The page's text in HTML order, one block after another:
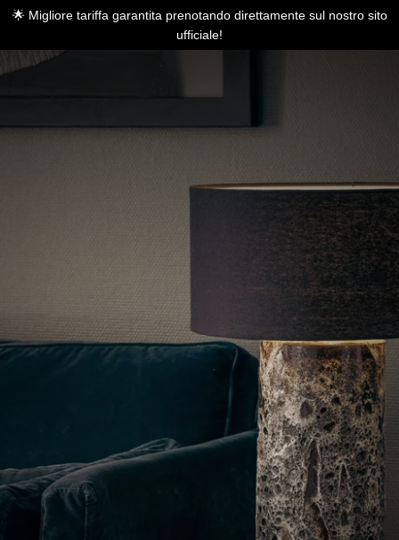
🌟 Migliore tariffa garantita prenotando direttamente sul nostro sito
ufficiale!